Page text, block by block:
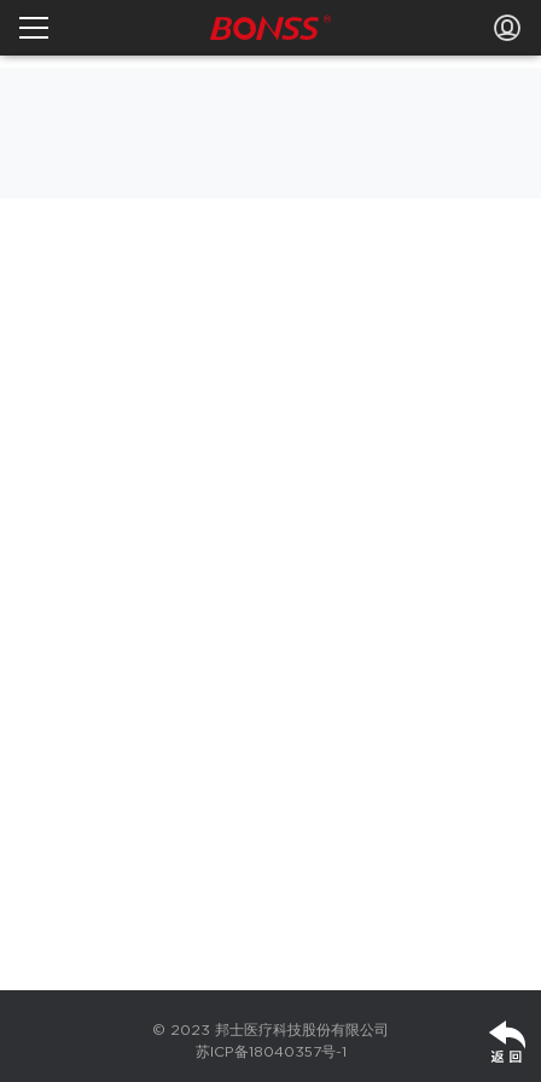
© 2023 邦士医疗科技股份有限公司
苏ICP备18040357号-1